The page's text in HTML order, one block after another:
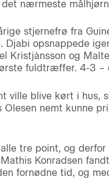
nærmeste
stjernefrø fra
opsnappede
Kristjànsson og
fuldtræffer. 4-3
ville blive kørt i hus,
nemt kunne
tre point, og
Konradsen
fornødne tid, og